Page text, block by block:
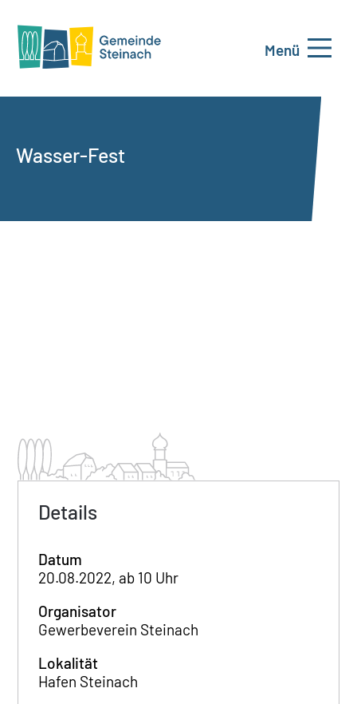
Menü
Wasser-Fest
Details
Datum
20.08.2022, ab 10 Uhr
Organisator
Gewerbeverein Steinach
Lokalität
Hafen Steinach